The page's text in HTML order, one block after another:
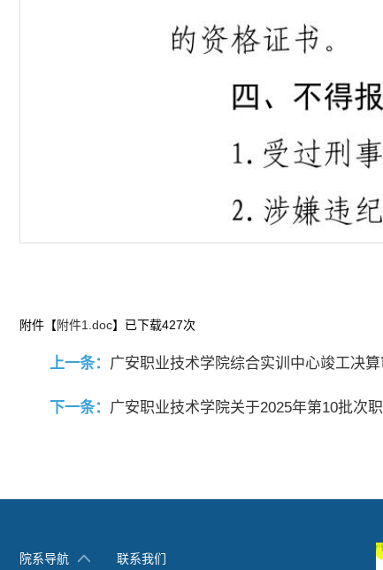
附件【附件1.doc】已下载427次
上一条： 广安职业技术学院综合实训中心竣工决
下一条： 广安职业技术学院关于2025年第10批次
院系导航 联系我们